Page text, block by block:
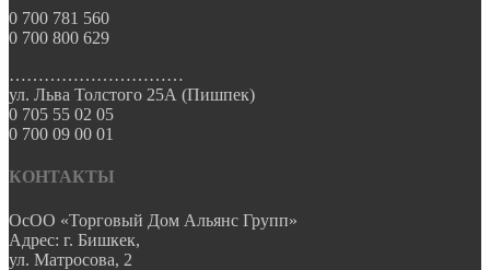
0 700 781 560
0 700 800 629
…………………………
ул. Льва Толстого 25А (Пишпек)
0 705 55 02 05
0 700 09 00 01
КОНТАКТЫ
ОсОО «Торговый Дом Альянс Групп»
Адрес: г. Бишкек,
ул. Матросова, 2